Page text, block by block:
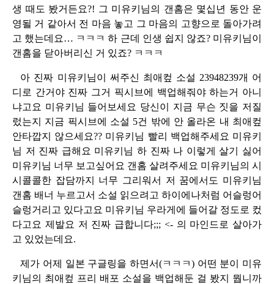
생 때도 봤거든요?! 그 미유키님의 갠홈은 몇십년 동안 운
영될 거 같아서 전 마음 놓고 그 마음의 고향으로 돌아가려
고 했는데요… ㅋㅋㅋ 하 근데 인생 쉽지 않죠? 미유키님이
갠홈을 닫아버리신 거 있죠? ㅋㅋㅋ
아 진짜 미유키님이 써주신 최애컾 소설 23948239개 어
디로 간거야 진짜 그거 픽시브에 백업해줘야 하는거 아니
냐고요 미유키님 들어보세요 당신이 지금 무슨 짓을 저질
렀는지 지금 픽시브에 소설 5건 밖에 안 올라온 내 최애컾
안타깝지 않으세요?? 미유키님 빨리 백업해주세요 미유키
님 저 진짜 급해요 미유키님 하 진짜 나 이렇게 살기 싫어
미유키님 너무 보고싶어요 갠홈 살려주세요 미유키님의 시
시콜콜한 잡담까지 너무 그리워서 저 꿈에서도 미유키님
갠홈 배너 누르고서 소설 읽으려고 하이에나처럼 어슬렁어
슬렁거리고 있다고요 미유키님 우라게에 들어갈 정도로 컸
다고요 제발요 저 진짜 급합니다;;; <- 의 마인드로 살아가
고 있었는데요.
제가 어제 일본 구글링을 하면서(ㅋㅋㅋ) 어떤 분이 미유
키님의 최애컾 프리 배포 소설을 백업해둔 걸 봤지 뭡니까